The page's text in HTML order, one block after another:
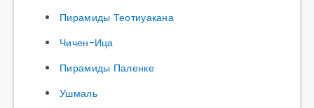
Пирамиды Теотиуакана
Чичен-Ица
Пирамиды Паленке
Ушмаль